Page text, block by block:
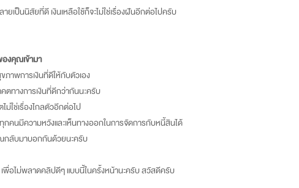
ายเป็นนิสัยที่ดี เงินเหลือใช้ก็จะไม่ใช่เรื่องฝันอีกต่อไปครับ
งคุณเข้ามา
าพการเงินที่ดีให้กับตัวเอง
ทางการเงินที่ดีกว่ากันนะครับ
ม่ใช่เรื่องไกลตัวอีกต่อไป
คนมีความหวังและเห็นทางออกในการจัดการกับหนี้สินได้
กลับมาบอกกันด้วยนะครับ
อไม่พลาดคลิปดีๆ แบบนี้ในครั้งหน้านะครับ สวัสดีครับ